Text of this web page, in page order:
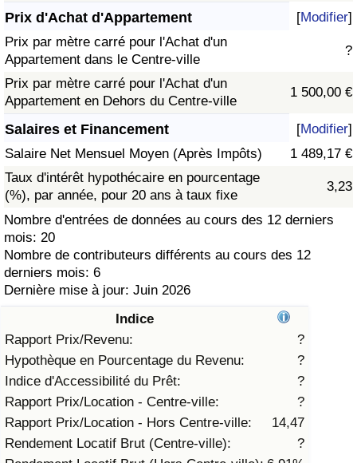
Prix d'Achat d'Appartement [Modifier]
Prix par mètre carré pour l'Achat d'un
Appartement dans le Centre-ville
?
Prix par mètre carré pour l'Achat d'un
Appartement en Dehors du Centre-ville
1 500,00 €
Salaires et Financement [Modifier]
Salaire Net Mensuel Moyen (Après Impôts)
1 489,17 €
Taux d'intérêt hypothécaire en pourcentage
(%), par année, pour 20 ans à taux fixe
3,23
Nombre d'entrées de données au cours des 12 derniers
mois: 20
Nombre de contributeurs différents au cours des 12
derniers mois: 6
Dernière mise à jour: Juin 2026
Indice
Rapport Prix/Revenu:
?
Hypothèque en Pourcentage du Revenu:
?
Indice d'Accessibilité du Prêt:
?
Rapport Prix/Location - Centre-ville:
?
Rapport Prix/Location - Hors Centre-ville:
14,47
Rendement Locatif Brut (Centre-ville):
?
Indice de Criminalité (Actuel)
Indice de Criminalité
Indice de criminalité par pays
Soins de santé
Indice des soins de santé (Actuel)
Indice des soins de santé
Indice des soins de santé par Pays
Pollution
Indice de Pollution (Actuel)
Indice de pollution
Indice de Pollution par Pays
Trafic